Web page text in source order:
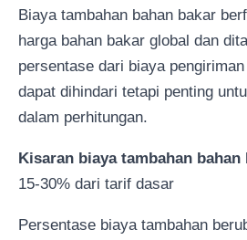
Biaya tambahan bahan bakar
harga bahan bakar global dan
persentase dari biaya
dapat dihindari tetapi penting
dalam perhitungan.
Kisaran biaya tambahan
15-30% dari tarif dasar
Persentase biaya tambahan